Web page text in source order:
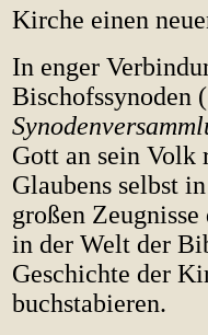
Kirche einen
In enger
Bischofssynoden
Gott an sein Volk
Glaubens selbst
großen
in der Welt der
Geschichte der
buchstabieren.